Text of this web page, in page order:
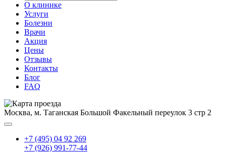
О клинике
Услуги
Болезни
Врачи
Акция
Цены
Отзывы
Контакты
Блог
FAQ
Москва, м. Таганская Большой Факельный переулок 3 стр 2
+7 (495) 04 92 269
+7 (926) 991-77-44